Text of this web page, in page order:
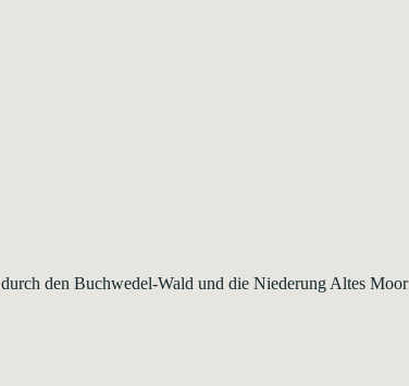
den Buchwedel-Wald und die Niederung Altes Moor